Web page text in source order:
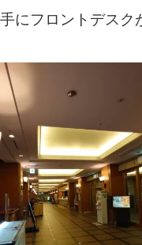
にフロントデスク